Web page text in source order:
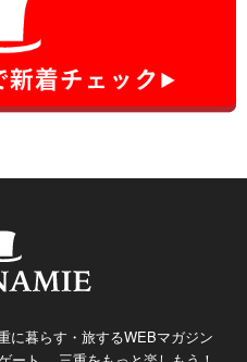
に暮らす・旅するWEBマガジン